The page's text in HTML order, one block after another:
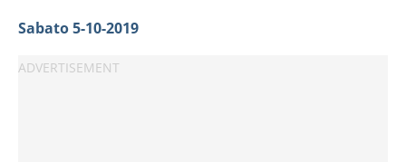
Sabato 5-10-2019